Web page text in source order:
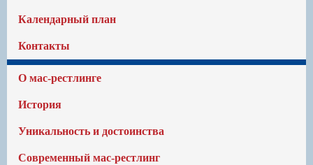
Календарный план
Контакты
О мас-рестлинге
История
Уникальность и достоинства
Современный мас-рестлинг